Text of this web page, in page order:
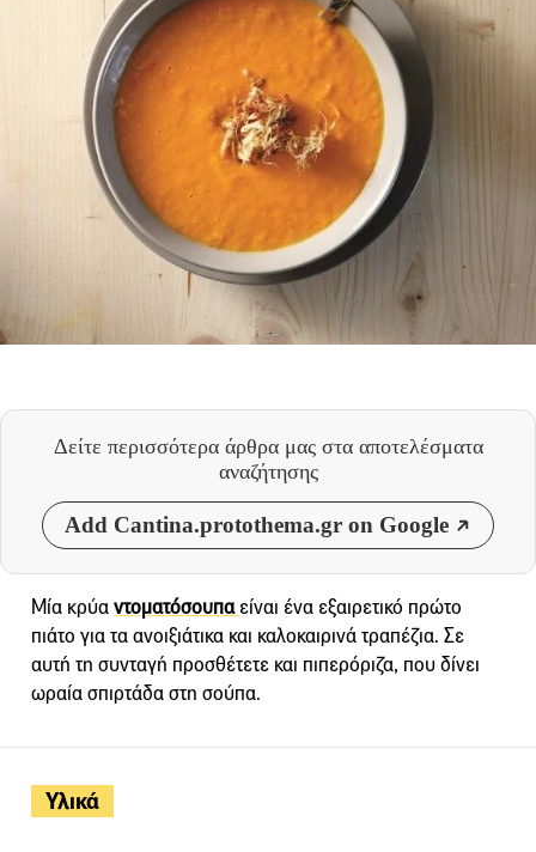
Δείτε περισσότερα άρθρα μας στα αποτελέσματα
αναζήτησης
Add Cantina.protothema.gr on Google
Υλικά
Μία κρύαντοματόσουπαείναι ένα εξαιρετικό πρώτο
πιάτο για τα ανοιξιάτικα και καλοκαιρινά τραπέζια. Σε
αυτή τη συνταγή προσθέτετε και πιπερόριζα, που δίνει
ωραία σπιρτάδα στη σούπα.